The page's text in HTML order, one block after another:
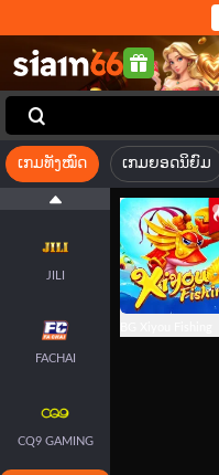
ເກມທັງໝົດ ເກມຍອດນິຍົມ
JILI
FACHAI
CQ9 GAMING